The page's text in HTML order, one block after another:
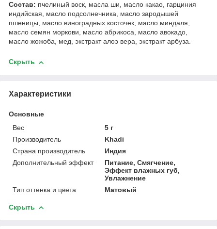
Состав: пчелиный воск, масла ши, масло какао, гарциния
индийская, масло подсолнечника, масло зародышей
пшеницы, масло виноградных косточек, масло миндаля,
масло семян моркови, масло абрикоса, масло авокадо,
масло жожоба, мед, экстракт алоэ вера, экстракт арбуза.
Скрыть
Характеристики
Основные
Вес
5 г
Производитель
Khadi
Страна производитель
Индия
Дополнительный эффект
Питание, Смягчение,
Эффект влажных губ,
Увлажнение
Тип оттенка и цвета
Матовый
Скрыть